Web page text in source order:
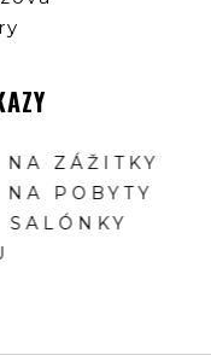
NA ZÁŽITKY
POBYTY